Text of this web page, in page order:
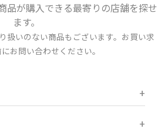
品が購入できる最寄りの店舗を探せ
ます。
扱いのない商品もございます。お買い求
お問い合わせください。